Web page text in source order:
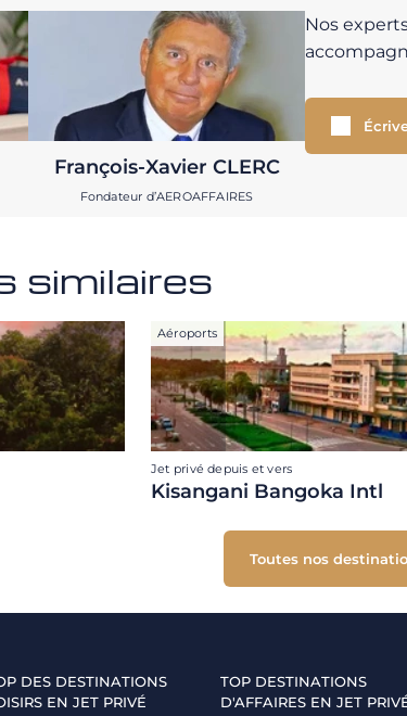
François-Xavier CLERC
Fondateur d’AEROAFFAIRES
Nos
similaires
Aéroports
Jet privé depuis et vers
Kisangani Bangoka Intl
Toutes nos
DES DESTINATIONS
EN JET PRIVÉ
TOP DESTINATIONS
D'AFFAIRES EN JET